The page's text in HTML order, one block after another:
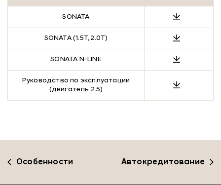
SONATA
SONATA (1.5T, 2.0T)
SONATA N-LINE
Руководство по эксплуатации
(двигатель 2.5)
Особенности Автокредитование